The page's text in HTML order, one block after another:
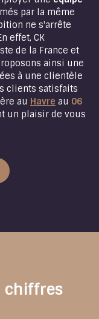
par la même
ne s'arrête
effet, CK
de la France et
ainsi une
à une clientèle
clients satisfaits
au Havre au 06
un plaisir de vous
chiffres